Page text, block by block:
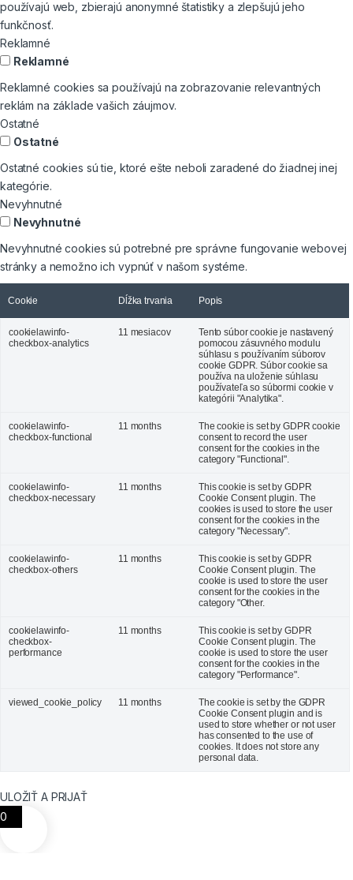
používajú web, zbierajú anonymné štatistiky a zlepšujú jeho
funkčnosť.
Reklamné
Reklamné
Reklamné cookies sa používajú na zobrazovanie relevantných
reklám na základe vašich záujmov.
Ostatné
Ostatné
Ostatné cookies sú tie, ktoré ešte neboli zaradené do žiadnej inej
kategórie.
Nevyhnutné
Nevyhnutné
Nevyhnutné cookies sú potrebné pre správne fungovanie webovej
stránky a nemožno ich vypnúť v našom systéme.
Cookie Dĺžka trvania Popis
cookielawinfo-
checkbox-analytics
11 mesiacov
Tento súbor cookie je nastavený
pomocou zásuvného modulu
súhlasu s používaním súborov
cookie GDPR. Súbor cookie sa
používa na uloženie súhlasu
používateľa so súbormi cookie v
kategórii "Analytika".
cookielawinfo-
checkbox-functional
11 months
The cookie is set by GDPR cookie
consent to record the user
consent for the cookies in the
category "Functional".
cookielawinfo-
checkbox-necessary
11 months
This cookie is set by GDPR
Cookie Consent plugin. The
cookies is used to store the user
consent for the cookies in the
category "Necessary".
cookielawinfo-
checkbox-others
11 months
This cookie is set by GDPR
Cookie Consent plugin. The
cookie is used to store the user
consent for the cookies in the
category "Other.
cookielawinfo-
checkbox-
performance
11 months
This cookie is set by GDPR
Cookie Consent plugin. The
cookie is used to store the user
consent for the cookies in the
category "Performance".
viewed_cookie_policy 11 months
The cookie is set by the GDPR
Cookie Consent plugin and is
used to store whether or not user
has consented to the use of
cookies. It does not store any
personal data.
ULOŽIŤ A PRIJAŤ
0